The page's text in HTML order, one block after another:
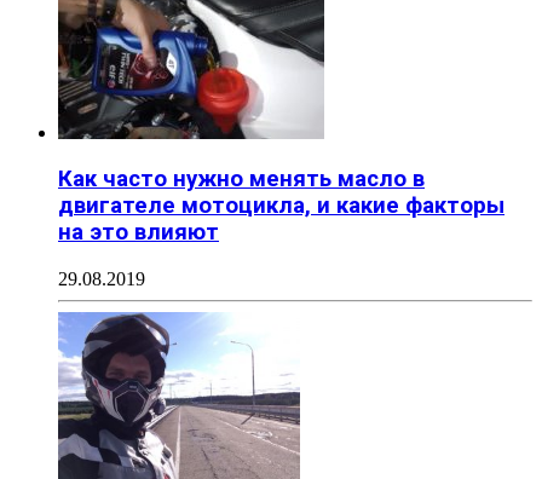
Как часто нужно менять масло в
двигателе мотоцикла, и какие факторы
на это влияют
29.08.2019